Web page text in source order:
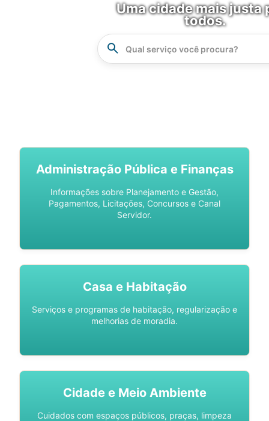
Uma cidade mais justa
todos.
Administração Pública e Finanças
Informações sobre Planejamento e Gestão,
Pagamentos, Licitações, Concursos e Canal
Servidor.
Casa e Habitação
Serviços e programas de habitação, regularização e
melhorias de moradia.
Cidade e Meio Ambiente
Cuidados com espaços públicos, praças, limpeza